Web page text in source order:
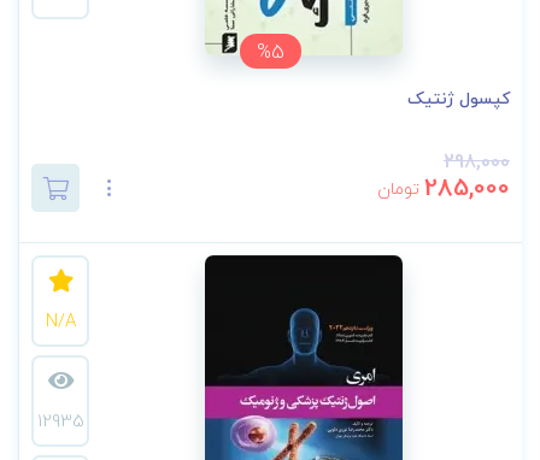
%5
کپسول ژنتیک
298,000
285,000 تومان
N/A
12935